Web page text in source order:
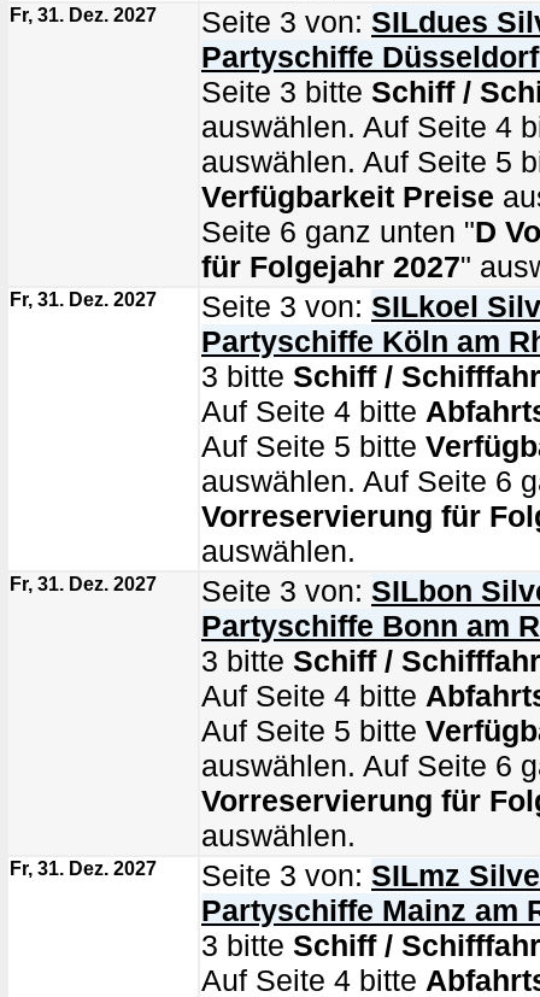
Fr, 31. Dez. 2027 Seite 3 von: SILdues
Partyschiffe
Seite 3 bitte Schiff /
auswählen. Auf Seite 4
auswählen. Auf Seite 5
Verfügbarkeit Preise
Seite 6 ganz unten "D
für Folgejahr 2027"
Fr, 31. Dez. 2027 Seite 3 von: SILkoel
Partyschiffe Köln am
3 bitte Schiff /
Auf Seite 4 bitte
Auf Seite 5 bitte
auswählen. Auf Seite 6
Vorreservierung für
auswählen.
Fr, 31. Dez. 2027 Seite 3 von: SILbon
Partyschiffe Bonn am
3 bitte Schiff /
Auf Seite 4 bitte
Auf Seite 5 bitte
auswählen. Auf Seite 6
Vorreservierung für
auswählen.
Fr, 31. Dez. 2027 Seite 3 von: SILmz
Partyschiffe Mainz am
3 bitte Schiff /
Auf Seite 4 bitte